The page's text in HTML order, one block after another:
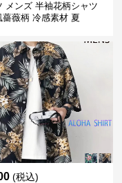
メンズ 半袖花柄シャツ
薔薇柄 冷感素材 夏
(税込)